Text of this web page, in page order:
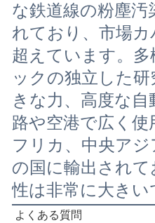
な鉄道線の粉塵汚
れており、市場
超えています。多
ックの独立した
きな力、高度な
路や空港で広く
フリカ、中央ア
の国に輸出され
性は非常に大きい
よくある質問